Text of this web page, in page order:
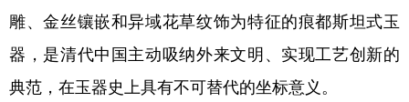
雕、金丝镶嵌和异域花草纹饰为特征的痕都斯坦式玉
器，是清代中国主动吸纳外来文明、实现工艺创新的
典范，在玉器史上具有不可替代的坐标意义。